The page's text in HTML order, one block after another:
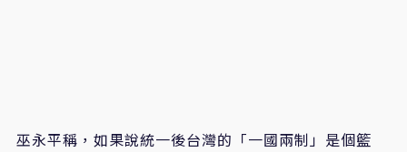
巫永平稱，如果說統一後台灣的「一國兩制」是個籃